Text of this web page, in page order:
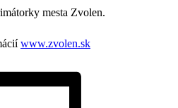
mesta Zvolen.
www.zvolen.sk